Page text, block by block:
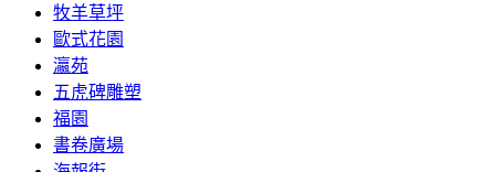
牧羊草坪
歐式花園
瀛苑
五虎碑雕塑
福園
書卷廣場